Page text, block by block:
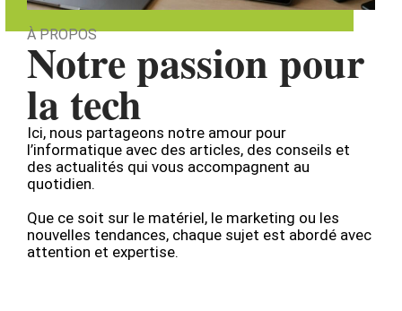
À PROPOS
Notre passion pour
la tech
Ici, nous partageons notre amour pour
l’informatique avec des articles, des conseils et
des actualités qui vous accompagnent au
quotidien.
Que ce soit sur le matériel, le marketing ou les
nouvelles tendances, chaque sujet est abordé avec
attention et expertise.